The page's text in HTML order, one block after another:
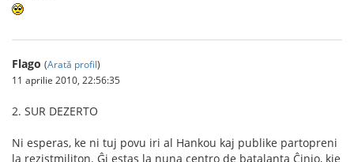
Flago (Arată profil)
11 aprilie 2010, 22:56:35
2. SUR DEZERTO
Ni esperas, ke ni tuj povu iri al Hankou kaj publike partopreni
la rezistmiliton. Ĝi estas la nuna centro de batalanta Ĉinio, kie